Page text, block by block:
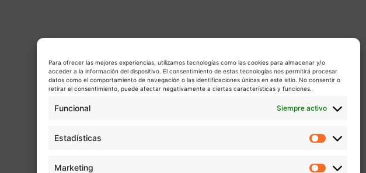
Para ofrecer las mejores experiencias, utilizamos tecnologías como las cookies para almacenar y/o
acceder a la información del dispositivo. El consentimiento de estas tecnologías nos permitirá procesar
datos como el comportamiento de navegación o las identificaciones únicas en este sitio. No consentir o
retirar el consentimiento, puede afectar negativamente a ciertas características y funciones.
Funcional Siempre activo
Estadísticas
Marketing